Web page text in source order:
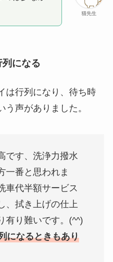
猫先生
になる
は行列になり、待ち時
う声がありました。
です、洗浄力撥水
一番と思われま
車代半額サービス
、拭き上げの仕上
有り難いです。(^^)
になるときもあり